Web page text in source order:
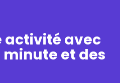
activité avec
et des